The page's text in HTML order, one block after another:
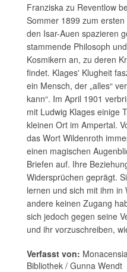
Franziska zu Reventlow
Sommer 1899 zum
den Isar-Auen spazieren
stammende Philosoph
Kosmikern an, zu deren
findet. Klages' Klugheit
ein Mensch, der „alles“
kann“. Im April 1901
mit Ludwig Klages einige
kleinen Ort im Ampertal.
das Wort Wildenroth
einen magischen
Briefen auf. Ihre
Widersprüchen geprägt.
lernen und sich mit ihm
andere keinen Zugang
sich jedoch gegen seine
und ihr vorzuschreiben,
Verfasst von:
Bibliothek / Gunna Wendt